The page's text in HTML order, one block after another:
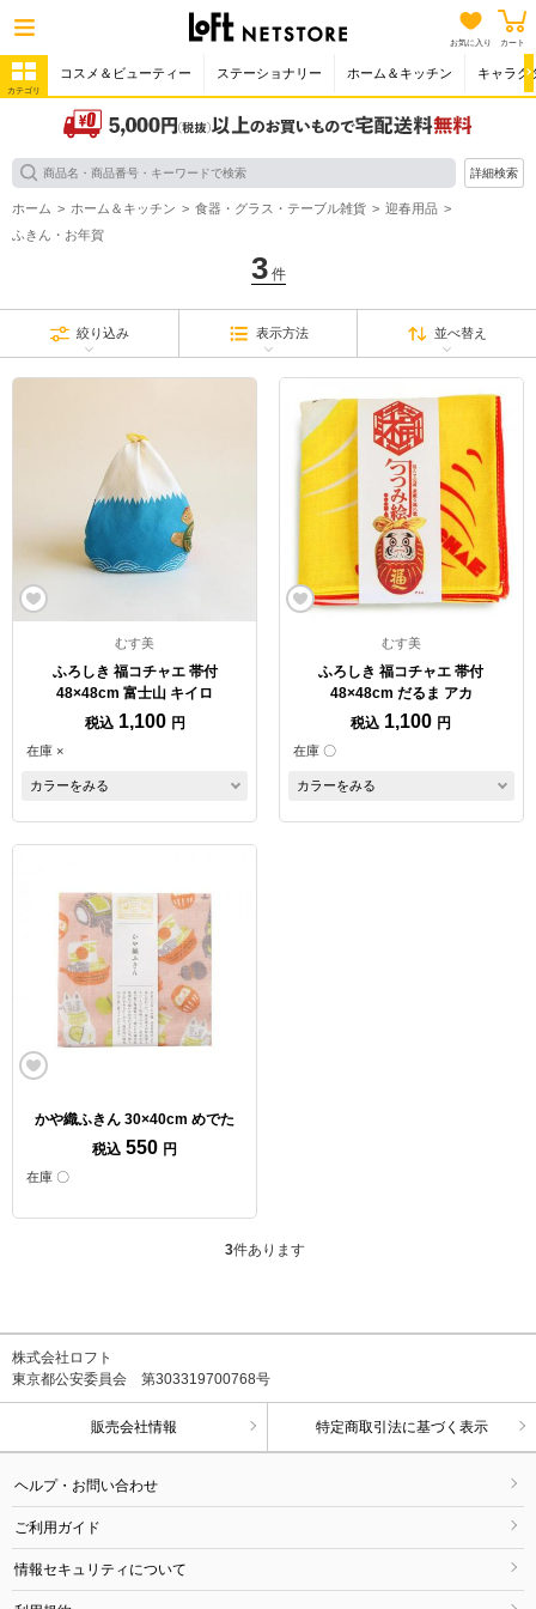
お気に入り カート
カテゴリ
コスメ＆ビューティー ステーショナリー ホーム＆キッチン キャラク
詳細検索
ホーム ホーム＆キッチン 食器・グラス・テーブル雑貨
迎春用品
ふきん・お年賀
3件
絞り込み 表示方法 並べ替え
むす美
ふろしき 福コチャエ 帯付
48×48cm 富士山 キイロ
税込 1,100 円
在庫 ×
カラーをみる
むす美
ふろしき 福コチャエ 帯付
48×48cm だるま アカ
税込 1,100 円
在庫 〇
カラーをみる
かや織ふきん 30×40cm めでた
税込 550 円
在庫 〇
3件あります
株式会社ロフト
東京都公安委員会 第303319700768号
販売会社情報 特定商取引法に基づく表示
ヘルプ・お問い合わせ
ご利用ガイド
情報セキュリティについて